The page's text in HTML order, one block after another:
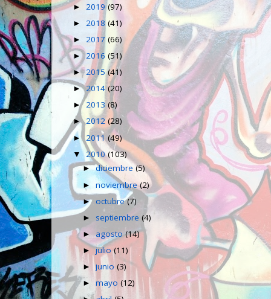
► 2019(97)
► 2018 (41)
► 2017 (66)
► 2016 (51)
►2015(41)
►2014 (20)
► 2013 (8)
►2012(28)
►2011 (49)
▼ 2010(103)
►diciembre(5)
►noviembre(2)
►octubre(7)
► septiembre(4)
►agosto(14)
►julio(11)
►junio(3)
►mayo(12)